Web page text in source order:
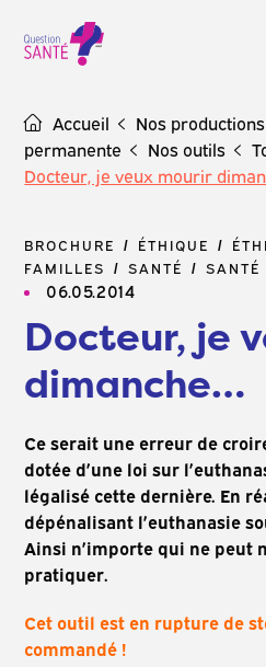
content
Accueil Nos productions
permanente
Nos outils
Docteur, je veux mourir
BROCHURE ÉTHIQUE
FAMILLES
SANTÉ SANTÉ
06.05.2014
Docteur, je
dimanche…
Ce serait une erreur de
dotée d’une loi sur
légalisé cette dernière. En
dépénalisant l’euthanasie
Ainsi n’importe qui ne peut
pratiquer.
Cet outil est en rupture de
commandé !